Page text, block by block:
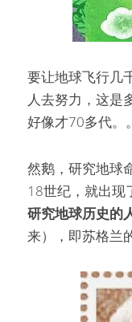
要让地球飞行几
人去努力，这是
好像才70多代。
然鹅，研究地球
18世纪，就出现
研究地球历史的
来），即苏格兰